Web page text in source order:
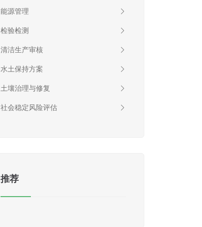
能源管理
检验检测
清洁生产审核
水土保持方案
土壤治理与修复
社会稳定风险评估
推荐